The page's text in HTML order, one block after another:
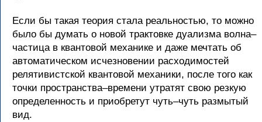
Если бы такая теория стала реальностью, то можно
было бы думать о новой трактовке дуализма волна–
частица в квантовой механике и даже мечтать об
автоматическом исчезновении расходимостей
релятивистской квантовой механики, после того как
точки пространства–времени утратят свою резкую
определенность и приобретут чуть–чуть размытый
вид.